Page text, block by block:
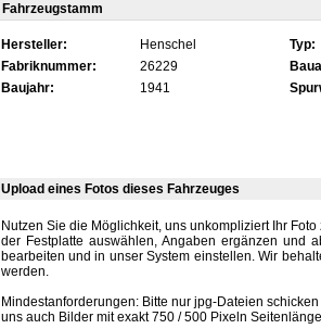
Fahrzeugstamm
Hersteller: Henschel Typ:
Fabriknummer:
26229
Baujahr:
1941
Upload eines Fotos dieses Fahrzeuges
Nutzen Sie die Möglichkeit, uns unkompliziert Ihr
der Festplatte auswählen, Angaben ergänzen und
bearbeiten und in unser System einstellen. Wir
werden.
Mindestanforderungen: Bitte nur jpg-Dateien
uns auch Bilder mit exakt 750 / 500 Pixeln